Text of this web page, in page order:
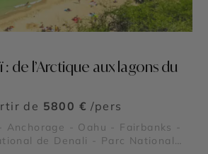
: de l’Arctique aux lagons du
de 5800 € /pers
- Oahu - Fairbanks -
de Denali - Parc National